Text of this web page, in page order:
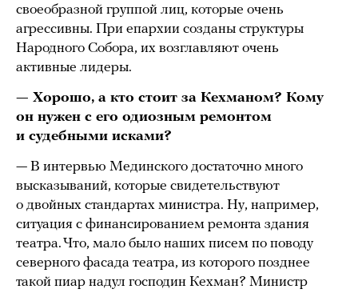
своеобразной группой лиц, которые очень
агрессивны. При епархии созданы структуры
Народного Собора, их возглавляют очень
активные лидеры.
— Хорошо, а кто стоит за Кехманом? Кому
он нужен с его одиозным ремонтом
и судебными исками?
— В интервью Мединского достаточно много
высказываний, которые свидетельствуют
о двойных стандартах министра. Ну, например,
ситуация с финансированием ремонта здания
театра. Что, мало было наших писем по поводу
северного фасада театра, из которого позднее
такой пиар надул господин Кехман? Министр